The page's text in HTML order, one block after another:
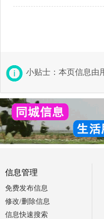
小贴士：本页信息由
信息管理
免费发布信息
修改/删除信息
信息快速搜索